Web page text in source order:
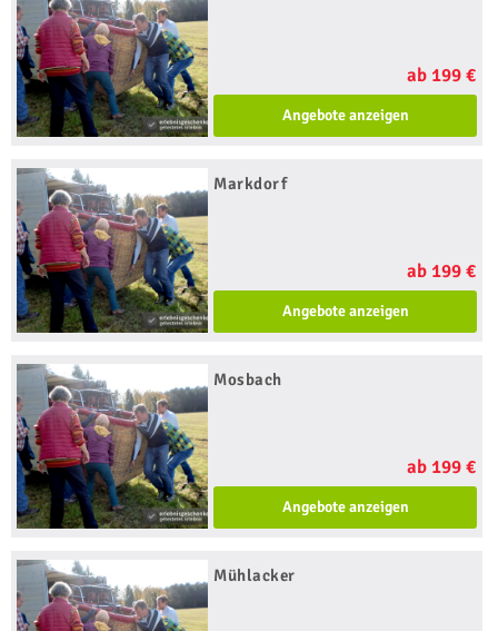
ab 199 €
Angebote anzeigen
Markdorf
ab 199 €
Angebote anzeigen
Mosbach
ab 199 €
Angebote anzeigen
Mühlacker